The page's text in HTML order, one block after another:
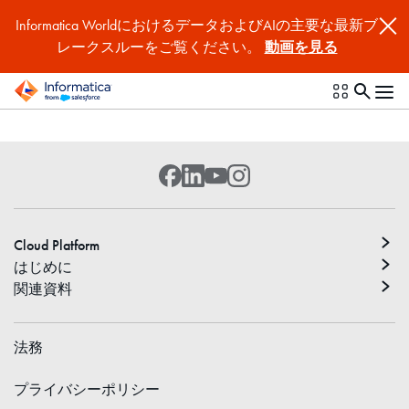
Informatica WorldにおけるデータおよびAIの主要な最新ブ
レークスルーをご覧ください。 動画を見る
Cloud Platform
はじめに
関連資料
法務
プライバシーポリシー